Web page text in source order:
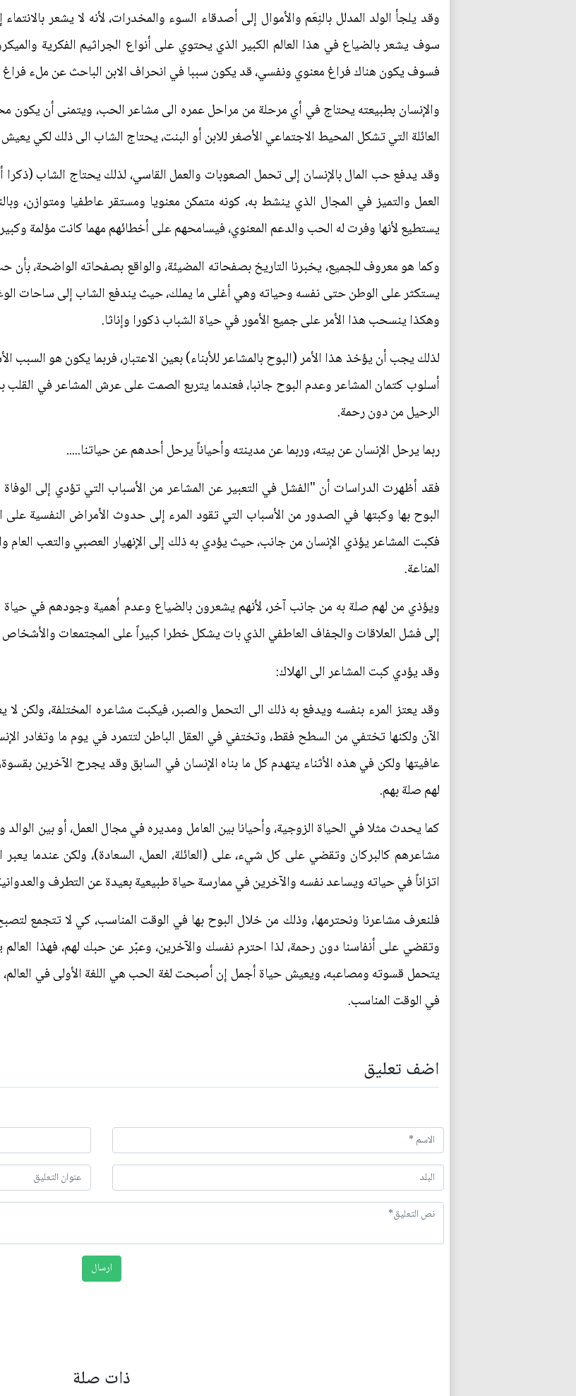
وقد يلجأ الولد المدلل بالنِعَم والأموال إلى أصدقاء السوء والمخدرات، لأنه لا يشعر
سوف يشعر بالضياع في هذا العالم الكبير الذي يحتوي على أنواع الجراثيم الفكرية
فسوف يكون هناك فراغ معنوي ونفسي، قد يكون سببا في انحراف الابن الباحث عن ملء فراغ
والإنسان بطبيعته يحتاج في أي مرحلة من مراحل عمره الى مشاعر الحب، ويتمنى أن يكون
العائلة التي تشكل المحيط الاجتماعي الأصغر للابن أو البنت، يحتاج الشاب الى ذلك لكي
وقد يدفع حب المال بالإنسان إلى تحمل الصعوبات والعمل القاسي، لذلك يحتاج الشاب (ذكرا
العمل والتميز في المجال الذي ينشط به، كونه متمكن معنويا ومستقر عاطفيا ومتوازن،
يستطيع لأنها وفرت له الحب والدعم المعنوي، فيسامحهم على أخطائهم مهما كانت مؤلمة
وكما هو معروف للجميع، يخبرنا التاريخ بصفحاته المضيئة، والواقع بصفحاته الواضحة، بأن
يستكثر على الوطن حتى نفسه وحياته وهي أغلى ما يملك، حيث يندفع الشاب إلى ساحات
وهكذا ينسحب هذا الأمر على جميع الأمور في حياة الشباب ذكورا وإناثا.
لذلك يجب أن يؤخذ هذا الأمر (البوح بالمشاعر للأبناء) بعين الاعتبار، فربما يكون هو
أسلوب كتمان المشاعر وعدم البوح جانبا، فعندما يتربع الصمت على عرش المشاعر في القلب
الرحيل من دون رحمة.
ربما يرحل الإنسان عن بيته، وربما عن مدينته وأحياناً يرحل أحدهم عن حياتنا.....
فقد أظهرت الدراسات أن "الفشل في التعبير عن المشاعر من الأسباب التي تؤدي إلى
البوح بها وكبتها في الصدور من الأسباب التي تقود المرء إلى حدوث الأمراض النفسية
فكبت المشاعر يؤذي الإنسان من جانب، حيث يؤدي به ذلك إلى الإنهيار العصبي والتعب العام
المناعة.
ويؤذي من لهم صلة به من جانب آخر، لأنهم يشعرون بالضياع وعدم أهمية وجودهم في حياة
إلى فشل العلاقات والجفاف العاطفي الذي بات يشكل خطرا كبيراً على المجتمعات
وقد يؤدي كبت المشاعر الى الهلاك:
وقد يعتز المرء بنفسه ويدفع به ذلك الى التحمل والصبر، فيكبت مشاعره المختلفة، ولكن
الآن ولكنها تختفي من السطح فقط، وتختفي في العقل الباطن لتتمرد في يوم ما وتغادر
عافيتها ولكن في هذه الأثناء يتهدم كل ما بناه الإنسان في السابق وقد يجرح الآخرين
لهم صلة بهم.
كما يحدث مثلا في الحياة الزوجية، وأحيانا بين العامل ومديره في مجال العمل، أو بين
مشاعرهم كالبركان وتقضي على كل شيء، على (العائلة، العمل، السعادة)، ولكن عندما
اتزاناً في حياته ويساعد نفسه والآخرين في ممارسة حياة طبيعية بعيدة عن التطرف
فلنعرف مشاعرنا ونحترمها، وذلك من خلال البوح بها في الوقت المناسب، كي لا تتجمع
وتقضي على أنفاسنا دون رحمة، لذا احترم نفسك والآخرين، وعبّر عن حبك لهم، فهذا
يتحمل قسوته ومصاعبه، ويعيش حياة أجمل إن أصبحت لغة الحب هي اللغة الأولى في
في الوقت المناسب.
اضف تعليق
ذات صلة